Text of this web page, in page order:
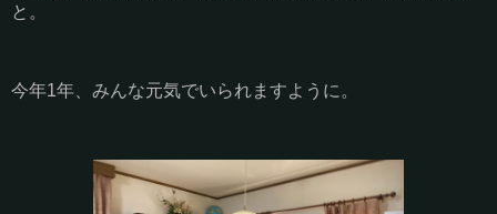
と。
今年1年、みんな元気でいられますように。